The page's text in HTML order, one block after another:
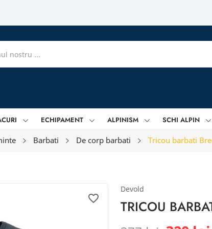
ECHIPAMENT ALPINISM SCHI ALPIN
Barbati De corp barbati Tricou barbati
favorite_border
Devold
TRICOU